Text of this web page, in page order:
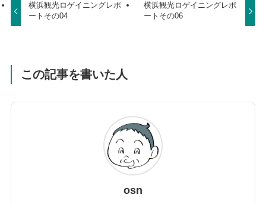
横浜観光ロゲイニングレポ
ートその04
横浜観光ロゲイニングレポ
ートその06
この記事を書いた人
osn